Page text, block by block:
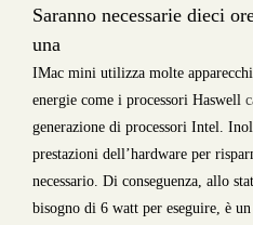
Saranno necessarie dieci
una
IMac mini utilizza molte
energie come i processori Haswell
generazione di processori Intel.
prestazioni dell’hardware per
necessario. Di conseguenza, allo
bisogno di 6 watt per eseguire, è